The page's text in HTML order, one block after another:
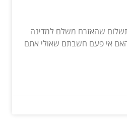
שהאזרח משלם למדינה
אי פעם חשבתם שאולי אתם